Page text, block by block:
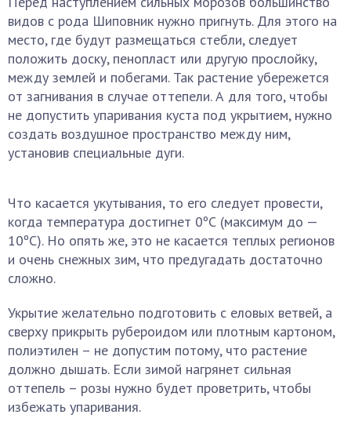
видов с рода Шиповник нужно пригнуть. Для этого на
место, где будут размещаться стебли, следует
положить доску, пенопласт или другую прослойку,
между землей и побегами. Так растение убережется
от загнивания в случае оттепели. А для того, чтобы
не допустить упаривания куста под укрытием, нужно
создать воздушное пространство между ним,
установив специальные дуги.
Что касается укутывания, то его следует провести,
когда температура достигнет 0ºС (максимум до —
10ºС). Но опять же, это не касается теплых регионов
и очень снежных зим, что предугадать достаточно
сложно.
Укрытие желательно подготовить с еловых ветвей, а
сверху прикрыть рубероидом или плотным картоном,
полиэтилен – не допустим потому, что растение
должно дышать. Если зимой нагрянет сильная
оттепель – розы нужно будет проветрить, чтобы
избежать упаривания.